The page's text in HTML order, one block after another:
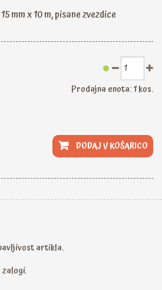
mm x 10 m, pisane zvezdice
Prodajna enota: 1 kos.
DODAJ V KOŠARICO
artikla.